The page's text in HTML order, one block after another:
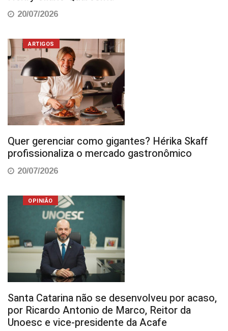
20/07/2026
ARTIGOS
Quer gerenciar como gigantes? Hérika Skaff
profissionaliza o mercado gastronômico
20/07/2026
OPINIÃO
Santa Catarina não se desenvolveu por acaso,
por Ricardo Antonio de Marco, Reitor da
Unoesc e vice-presidente da Acafe